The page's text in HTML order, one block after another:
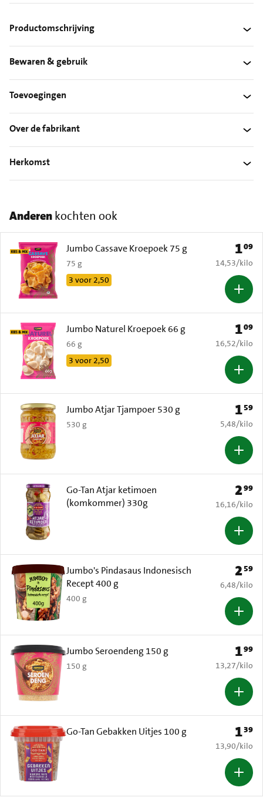
Productomschrijving
Bewaren & gebruik
Toevoegingen
Over de fabrikant
Herkomst
Anderenkochten ook
Jumbo Cassave Kroepoek 75 g
75 g
3 voor 2,50
Prijs:
109
€ 14,53 per
14,53/kilo
Jumbo Naturel Kroepoek 66 g
66 g
3 voor 2,50
Prijs:
109
€ 16,52 per
16,52/kilo
Jumbo Atjar Tjampoer 530 g
530 g
Prijs:
159
€ 5,48 per
5,48/kilo
Go-Tan Atjar ketimoen
(komkommer) 330g
Prijs:
299
€ 16,16 per
16,16/kilo
Jumbo's Pindasaus Indonesisch
Recept 400 g
400 g
Prijs:
259
€ 6,48 per
6,48/kilo
Jumbo Seroendeng 150 g
150 g
Prijs:
199
€ 13,27 per
13,27/kilo
Go-Tan Gebakken Uitjes 100 g Prijs:
139
€ 13,90 per
13,90/kilo